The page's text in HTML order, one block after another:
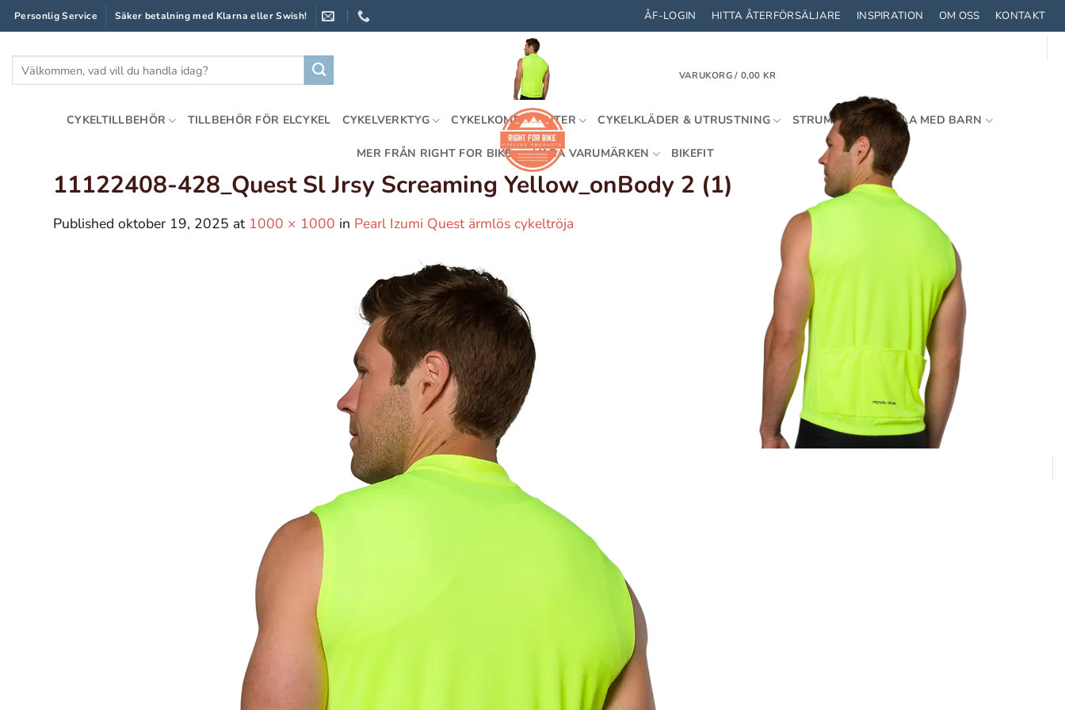
Skip
to
content
Personlig Service Säker betalning med Klarna eller Swish! ÅF-LOGIN HITTA ÅTERFÖRSÄLJARE INSPIRATION OM OSS KONTAKT
Sök
VARUKORG / 0,00 KR
CYKELTILLBEHÖR TILLBEHÖR FÖR ELCYKEL CYKELVERKTYG CYKELKOMPONENTER CYKELKLÄDER & UTRUSTNING STRUMPOR CYKLA MED BARN
MER FRÅN RIGHT FOR BIKE VÅRA VARUMÄRKEN BIKEFIT
11122408-428_Quest Sl Jrsy Screaming Yellow_onBody 2 (1)
Publishedoktober 19, 2025 at 1000 × 1000 in Pearl Izumi Quest ärmlös cykeltröja